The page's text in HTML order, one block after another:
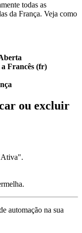
todas as
da França. Veja como
Francês (fr)
ou excluir
automação na sua